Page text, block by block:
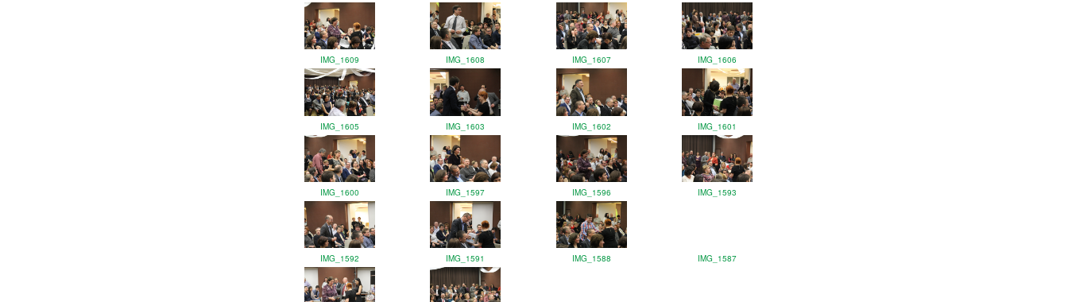
IMG_1609 IMG_1608 IMG_1607 IMG_1606
IMG_1605 IMG_1603 IMG_1602 IMG_1601
IMG_1600 IMG_1597 IMG_1596 IMG_1593
IMG_1592 IMG_1591 IMG_1588 IMG_1587